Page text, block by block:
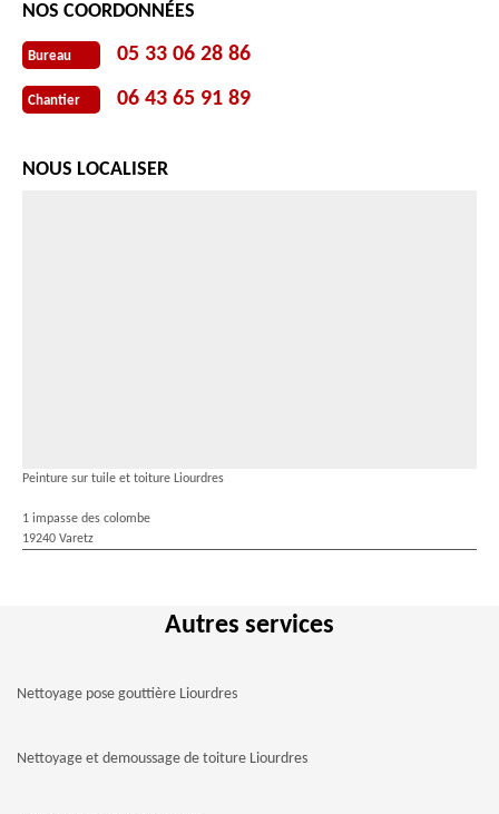
NOS COORDONNÉES
Bureau 05 33 06 28 86
Chantier 06 43 65 91 89
NOUS LOCALISER
Peinture sur tuile et toiture Liourdres
1 impasse des colombe
19240 Varetz
Autres services
Nettoyage pose gouttière Liourdres
Nettoyage et demoussage de toiture Liourdres